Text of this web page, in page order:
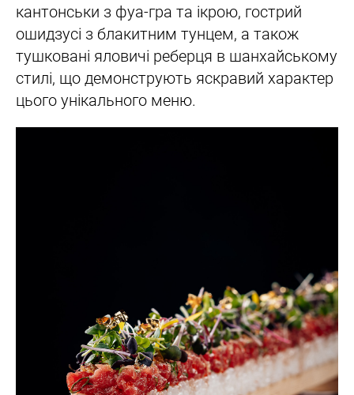
кантонськи з фуа-гра та ікрою, гострий
ошидзусі з блакитним тунцем, а також
тушковані яловичі реберця в шанхайському
стилі, що демонструють яскравий характер
цього унікального меню.